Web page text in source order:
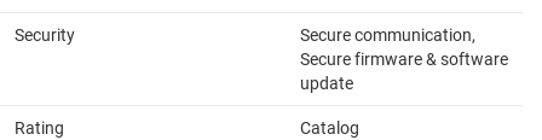
Security
Secure communication,
Secure firmware & software
update
Rating Catalog